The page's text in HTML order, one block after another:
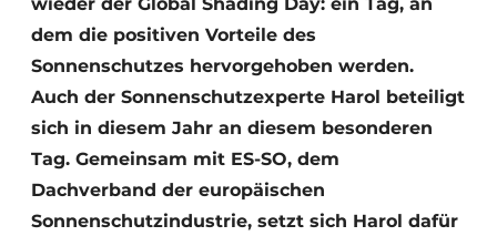
dem die positiven Vorteile des
Sonnenschutzes hervorgehoben werden.
Auch der Sonnenschutzexperte Harol beteiligt
sich in diesem Jahr an diesem besonderen
Tag. Gemeinsam mit ES-SO, dem
Dachverband der europäischen
Sonnenschutzindustrie, setzt sich Harol dafür